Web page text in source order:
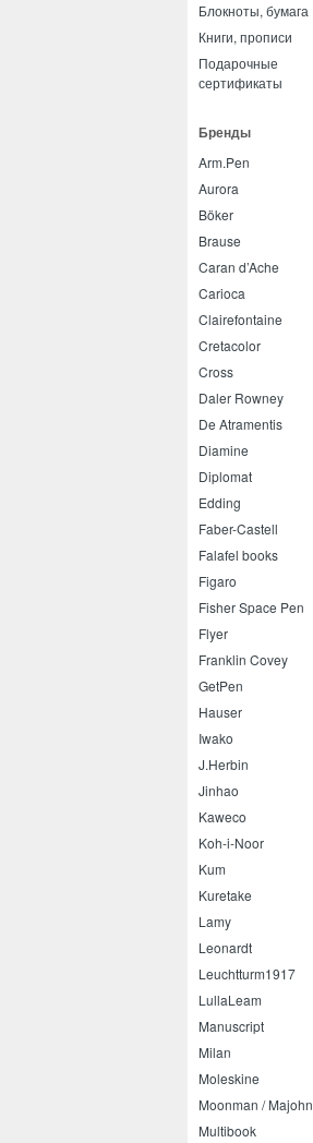
Блокноты, бумага
Книги, прописи
Подарочные
сертификаты
Бренды
Arm.Pen
Aurora
Böker
Brause
Caran d’Ache
Carioca
Clairefontaine
Cretacolor
Cross
Daler Rowney
De Atramentis
Diamine
Diplomat
Edding
Faber-Castell
Falafel books
Figaro
Fisher Space Pen
Flyer
Franklin Covey
GetPen
Hauser
Iwako
J.Herbin
Jinhao
Kaweco
Koh-i-Noor
Kum
Kuretake
Lamy
Leonardt
Leuchtturm1917
LullaLeam
Manuscript
Milan
Moleskine
Moonman / Majohn
Multibook